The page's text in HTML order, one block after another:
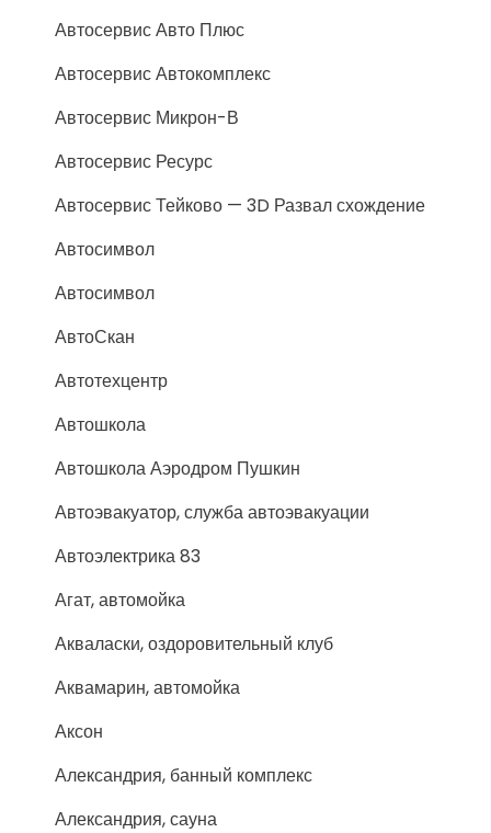
Автосервис Авто Плюс
Автосервис Автокомплекс
Автосервис Микрон-В
Автосервис Ресурс
Автосервис Тейково — 3D Развал схождение
Автосимвол
Автосимвол
АвтоСкан
Автотехцентр
Автошкола
Автошкола Аэродром Пушкин
Автоэвакуатор, служба автоэвакуации
Автоэлектрика 83
Агат, автомойка
Акваласки, оздоровительный клуб
Аквамарин, автомойка
Аксон
Александрия, банный комплекс
Александрия, сауна